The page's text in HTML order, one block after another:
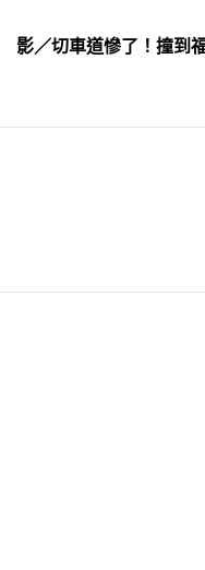
影／切車道慘了！撞到